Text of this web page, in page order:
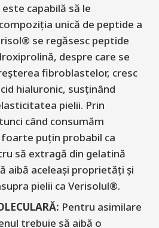
capabilă să le
unică de peptide a
se regăsesc peptide
despre care se
fibroblastelor, cresc
hialuronic, susținând
pielii. Prin
când consumăm
puțin probabil ca
să extragă din gelatină
aibă aceleași proprietăți și
pielii ca Verisolul®.
Pentru asimilare
trebuie să aibă o